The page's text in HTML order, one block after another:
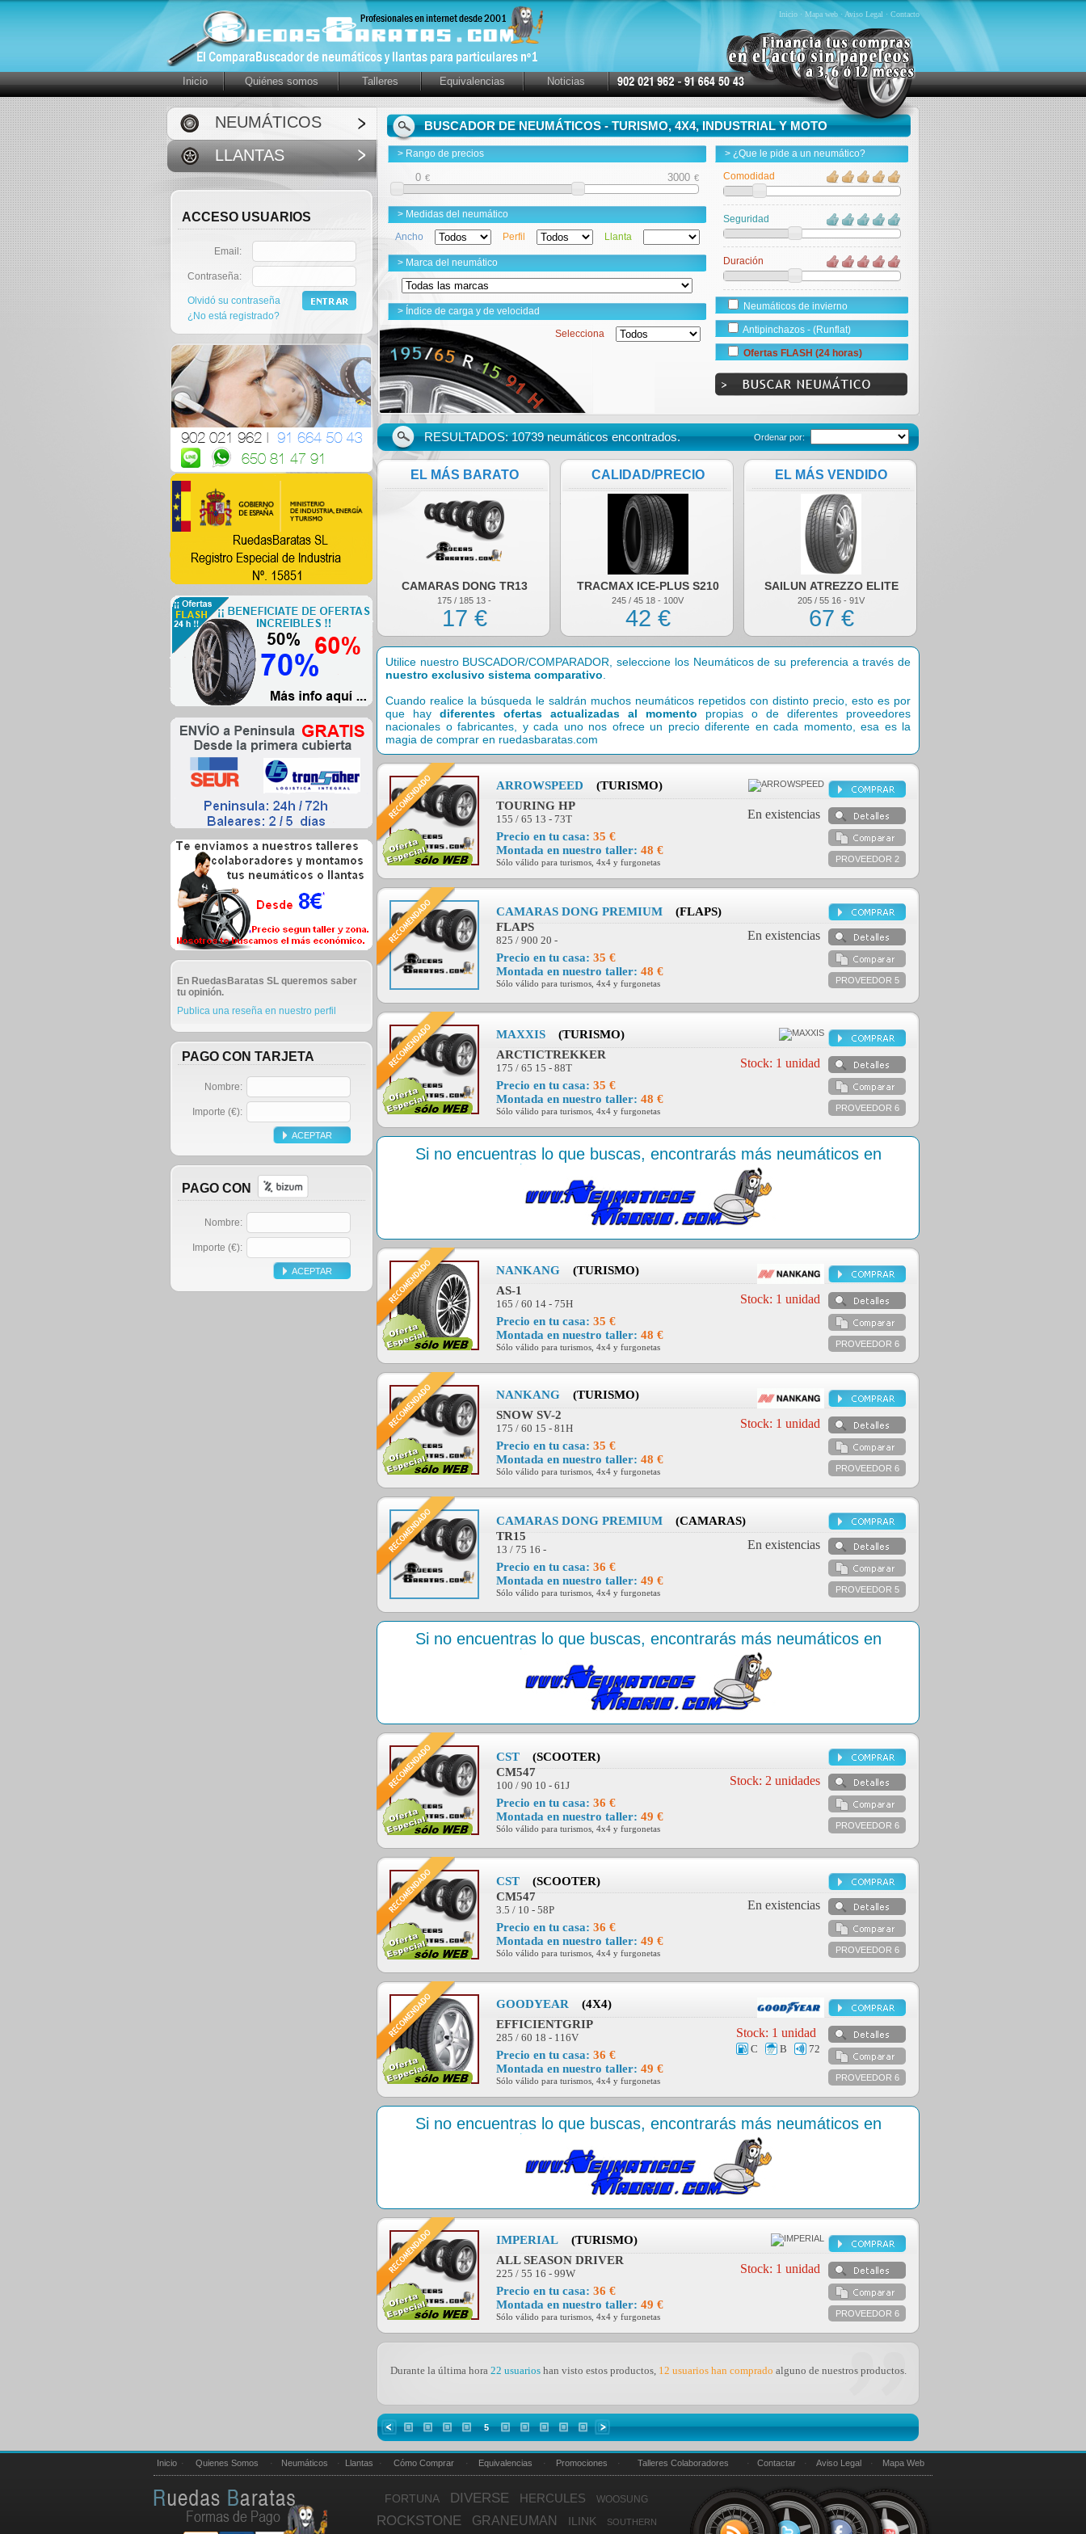
Inicio · Mapa web · Aviso Legal · Contacto
Inicio Quiénes somos Talleres Equivalencias Noticias
NEUMÁTICOS
LLANTAS
ACCESO USUARIOS
Email:
Contraseña:
Olvidó su contraseña
¿No está registrado?
En RuedasBaratas SL queremos saber
tu opinión.
Publica una reseña en nuestro perfil
PAGO CON TARJETA
Nombre:
Importe (€):
PAGO CON
Nombre:
Importe (€):
BUSCADOR DE NEUMÁTICOS - TURISMO, 4X4, INDUSTRIAL Y MOTO
> Rango de precios
€ €
> Medidas del neumático
Ancho
Perfil Llanta
> Marca del neumático
> Índice de carga y de velocidad
Selecciona
> ¿Que le pide a un neumático?
Comodidad
Seguridad
Duración
Neumáticos de invierno
Antipinchazos - (Runflat)
Ofertas FLASH (24 horas)
RESULTADOS: 10739 neumáticos encontrados. Ordenar por:
EL MÁS BARATO
CAMARAS DONG TR13
175 / 185 13 -
17 €
CALIDAD/PRECIO
TRACMAX ICE-PLUS S210
245 / 45 18 - 100V
42 €
EL MÁS VENDIDO
SAILUN ATREZZO ELITE
205 / 55 16 - 91V
67 €
Utilice nuestro BUSCADOR/COMPARADOR, seleccione los Neumáticos de su preferencia a través de
nuestro exclusivo sistema comparativo
Cuando realice la búsqueda le saldrán muchos neumáticos repetidos con distinto precio, esto es por
que hay diferentes ofertas actualizadas al momento propias o de diferentes proveedores
nacionales o fabricantes, y cada uno nos ofrece un precio diferente en cada momento, esa es la
magia de comprar en ruedasbaratas.com
ARROWSPEED (TURISMO)
En existencias
TOURING HP
155 / 65 13 - 73T
Precio en tu casa: 35 €
Montada en nuestro taller: 48 €
Sólo válido para turismos, 4x4 y furgonetas PROVEEDOR 2
CAMARAS DONG PREMIUM (FLAPS)
En existencias
FLAPS
825 / 900 20 -
Precio en tu casa: 35 €
Montada en nuestro taller: 48 €
Sólo válido para turismos, 4x4 y furgonetas PROVEEDOR 5
MAXXIS (TURISMO)
ARCTICTREKKER
175 / 65 15 - 88T
Precio en tu casa: 35 €
Montada en nuestro taller: 48 €
Sólo válido para turismos, 4x4 y furgonetas PROVEEDOR 6
Si no encuentras lo que buscas, encontrarás más neumáticos en
NANKANG (TURISMO)
AS-1
165 / 60 14 - 75H
Precio en tu casa: 35 €
Montada en nuestro taller: 48 €
Sólo válido para turismos, 4x4 y furgonetas PROVEEDOR 6
NANKANG (TURISMO)
SNOW SV-2
175 / 60 15 - 81H
Precio en tu casa: 35 €
Montada en nuestro taller: 48 €
Sólo válido para turismos, 4x4 y furgonetas PROVEEDOR 6
CAMARAS DONG PREMIUM (CAMARAS)
En existencias
TR15
13 / 75 16 -
Precio en tu casa: 36 €
Montada en nuestro taller: 49 €
Sólo válido para turismos, 4x4 y furgonetas PROVEEDOR 5
Si no encuentras lo que buscas, encontrarás más neumáticos en
CST (SCOOTER)
CM547
100 / 90 10 - 61J
Precio en tu casa: 36 €
Montada en nuestro taller: 49 €
Sólo válido para turismos, 4x4 y furgonetas PROVEEDOR 6
CST (SCOOTER)
En existencias
CM547
3.5 / 10 - 58P
Precio en tu casa: 36 €
Montada en nuestro taller: 49 €
Sólo válido para turismos, 4x4 y furgonetas PROVEEDOR 6
GOODYEAR (4X4)
C B 72
EFFICIENTGRIP
285 / 60 18 - 116V
Precio en tu casa: 36 €
Montada en nuestro taller: 49 €
Sólo válido para turismos, 4x4 y furgonetas PROVEEDOR 6
Si no encuentras lo que buscas, encontrarás más neumáticos en
IMPERIAL (TURISMO)
ALL SEASON DRIVER
225 / 55 16 - 99W
Precio en tu casa: 36 €
Montada en nuestro taller: 49 €
Sólo válido para turismos, 4x4 y furgonetas PROVEEDOR 6
Durante la última hora 22 usuarios han visto estos productos, 12 usuarios han comprado alguno de nuestros productos.
5
Inicio · Quienes Somos · Neumáticos · Llantas · Cómo Comprar · Equivalencias · Promociones · Talleres Colaboradores · Contactar · Aviso Legal · Mapa Web
FORTUNA DIVERSE HERCULES WOOSUNG
ROCKSTONE GRANEUMAN ILINK SOUTHERN